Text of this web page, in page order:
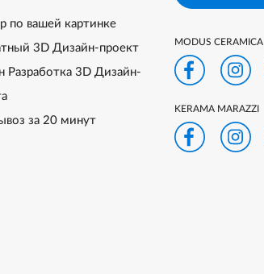
по вашей картинке
3D Дизайн-проект
Разработка 3D Дизайн-
за 20 минут
MODUS CERAMICA
KERAMA MARAZZI